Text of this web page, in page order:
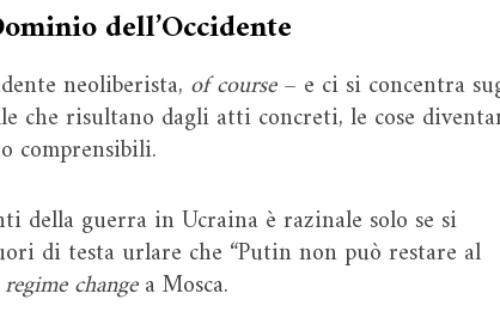
dell’Occidente
neoliberista, of course– e ci si concentra
che risultano dagli atti concreti, le cose
comprensibili.
della guerra in Ucraina è razinale solo se si
di testa urlare che “Putin non può restare al
regime changea Mosca.